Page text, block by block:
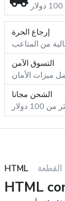
إرجاع الحرة
من المتاعب
التسوق الآمن
ميزات الأمان
الشحن مجانا
دولار
HTML القطعة
HTML